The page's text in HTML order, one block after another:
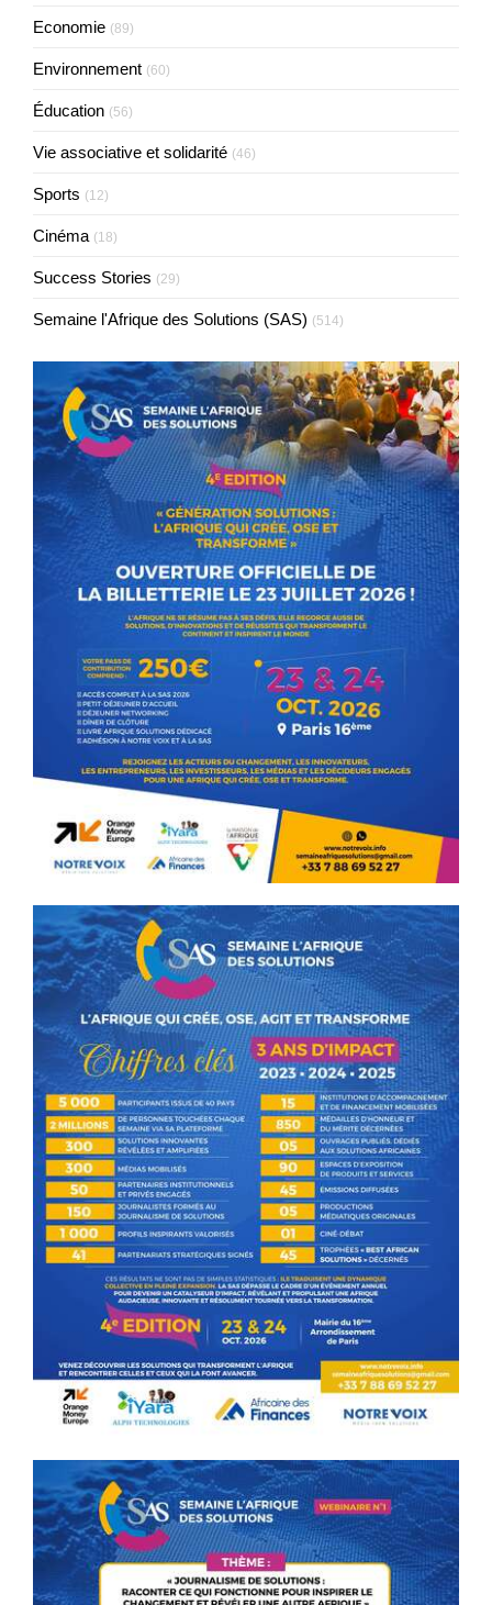
Economie (89)
Environnement (60)
Éducation (56)
Vie associative et solidarité (46)
Sports (12)
Cinéma (18)
Success Stories (29)
Semaine l'Afrique des Solutions (SAS) (514)